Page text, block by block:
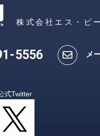
株式会社エス・ピ
-5556 メ
式Twitter